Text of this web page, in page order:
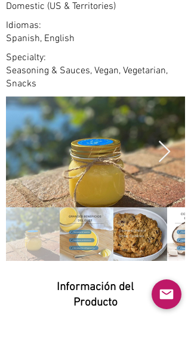
Domestic (US & Territories)
Idiomas:
Spanish, English
Specialty:
Seasoning & Sauces, Vegan, Vegetarian,
Snacks
Información del
Producto